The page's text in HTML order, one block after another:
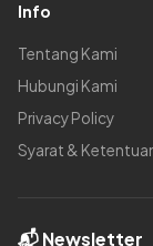
Info
Tentang Kami
Hubungi Kami
Privacy Policy
Syarat &
📬 Newsletter